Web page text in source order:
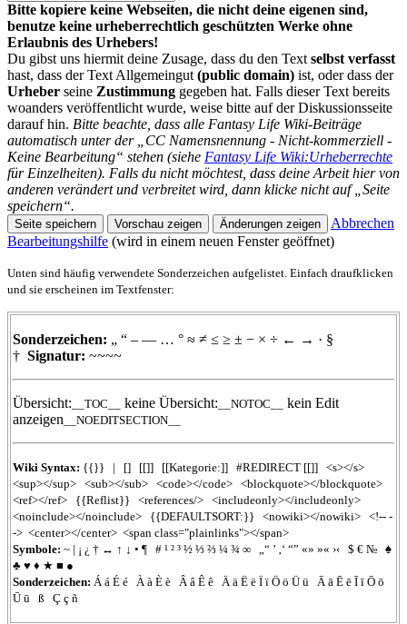
Bitte kopiere keine Webseiten, die nicht deine eigenen sind,
benutze keine urheberrechtlich geschützten Werke ohne
Erlaubnis des Urhebers!
Du gibst uns hiermit deine Zusage, dass du den Text selbst verfasst
hast, dass der Text Allgemeingut (public domain) ist, oder dass der
Urheber seine Zustimmung gegeben hat. Falls dieser Text bereits
woanders veröffentlicht wurde, weise bitte auf der Diskussionsseite
darauf hin. Bitte beachte, dass alle Fantasy Life Wiki-Beiträge
automatisch unter der „CC Namensnennung - Nicht-kommerziell -
Keine Bearbeitung“ stehen (siehe Fantasy Life Wiki:Urheberrechte
für Einzelheiten). Falls du nicht möchtest, dass deine Arbeit hier von
anderen verändert und verbreitet wird, dann klicke nicht auf „Seite
speichern“.
Abbrechen
Bearbeitungshilfe (wird in einem neuen Fenster geöffnet)
Unten sind häufig verwendete Sonderzeichen aufgelistet. Einfach draufklicken
und sie erscheinen im Textfenster:
Sonderzeichen: „ “ – — … ° ≈ ≠ ≤ ≥ ± − × ÷ ← → · §
† Signatur: ~~~~
Übersicht: __TOC__ keine Übersicht: __NOTOC__
kein Edit
anzeigen __NOEDITSECTION__
Wiki Syntax: {{}} | [] [[]] [[Kategorie:]] #REDIRECT [[]] <s></s>
<sup></sup> <sub></sub> <code></code> <blockquote></blockquote>
<ref></ref>
{{Reflist}} <references/> <includeonly></includeonly>
<noinclude></noinclude>
{{DEFAULTSORT:}} <nowiki></nowiki> <!-- -
-> <center></center> <span class="plainlinks"></span>
Symbole: ~ | ¡ ¿ † ↔ ↑ ↓ • ¶ # ¹ ² ³ ½ ⅓ ⅔ ¼ ¾ ∞ „“ ’ ‚‘ “” «» »« ›‹ $ € № ♠
♣ ♥ ♦ ★ ■ ●
Sonderzeichen: Á á É é À à È è Â â Ê ê Ä ä Ë ë Ï ï Ö ö Ü ü Ā ā Ē ē Ī ī Ō ō
Ū ū ß Ç ç ñ